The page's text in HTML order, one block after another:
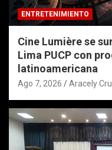
ENTRETENIMIENTO
Cine Lumière se
Lima PUCP con
latinoamericana
Ago 7, 2026 Aracely